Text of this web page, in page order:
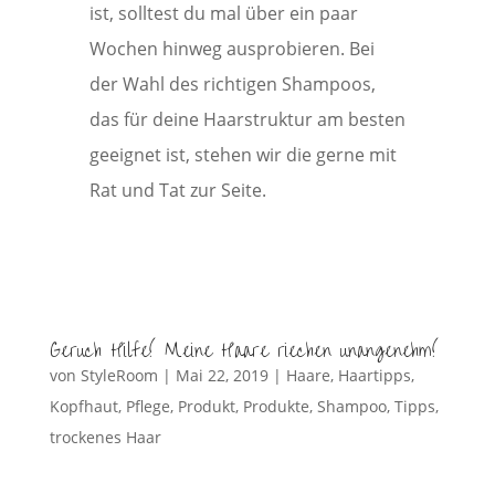
ist, solltest du mal über ein paar
Wochen hinweg ausprobieren. Bei
der Wahl des richtigen Shampoos,
das für deine Haarstruktur am besten
geeignet ist, stehen wir die gerne mit
Rat und Tat zur Seite.
Geruch Hilfe! Meine Haare riechen unangenehm!
von StyleRoom | Mai 22, 2019| Haare, Haartipps,
Kopfhaut, Pflege, Produkt, Produkte, Shampoo, Tipps,
trockenes Haar